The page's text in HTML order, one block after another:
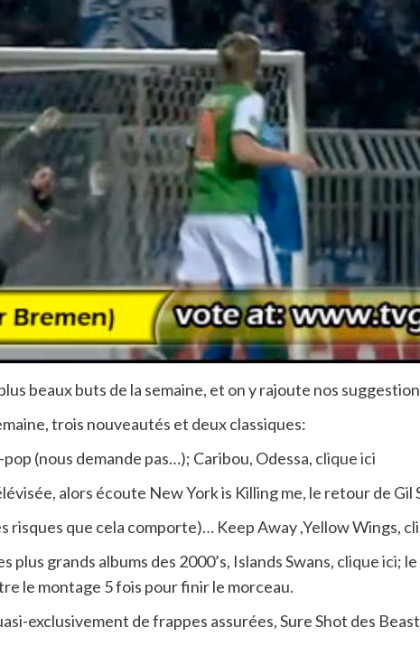
beaux buts de la semaine, et on y rajoute nos
trois nouveautés et deux classiques:
(nous demande pas…); Caribou, Odessa, clique ici
alors écoute New York is Killing me, le retour de
risques que cela comporte)… Keep Away ,Yellow Wings,
plus grands albums des 2000’s, Islands Swans, clique ici;
le montage 5 fois pour finir le morceau.
exclusivement de frappes assurées, Sure Shot des